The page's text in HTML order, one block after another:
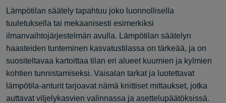
Lämpötilan säätely tapahtuu joko luonnollisella
tuuletuksella tai mekaanisesti esimerkiksi
ilmanvaihtojärjestelmän avulla. Lämpötilan säätelyn
haasteiden tunteminen kasvatustilassa on tärkeää, ja on
suositeltavaa kartoittaa tilan eri alueet kuumien ja kylmien
kohtien tunnistamiseksi. Vaisalan tarkat ja luotettavat
lämpötila-anturit tarjoavat nämä kriittiset mittaukset, jotka
auttavat viljelykasvien valinnassa ja asettelupäätöksissä.